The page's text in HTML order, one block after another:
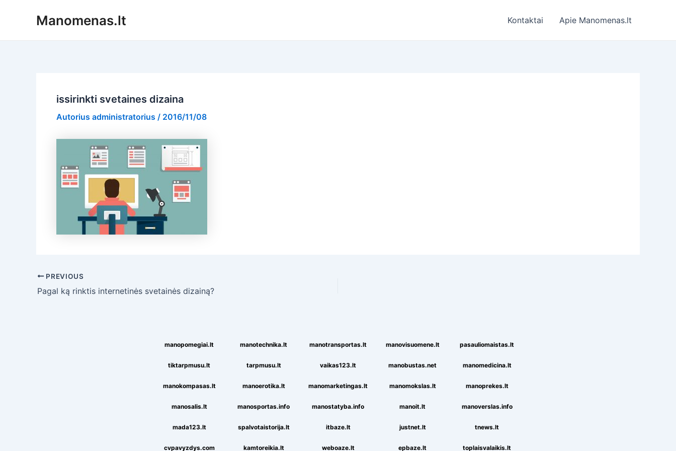
Manomenas.lt Kontaktai Apie Manomenas.lt
issirinkti svetaines dizaina
Autorius administratorius / 2016/11/08
Post
navigation
PREVIOUS
Pagal ką rinktis internetinės svetainės dizainą?
manopomegiai.lt manotechnika.lt manotransportas.lt manovisuomene.lt pasauliomaistas.lt
tiktarpmusu.lt tarpmusu.lt vaikas123.lt manobustas.net manomedicina.lt
manokompasas.lt manoerotika.lt manomarketingas.lt manomokslas.lt manoprekes.lt
manosalis.lt manosportas.info manostatyba.info manoit.lt manoverslas.info
mada123.lt spalvotaistorija.lt itbaze.lt justnet.lt tnews.lt
cvpavyzdys.com kamtoreikia.lt weboaze.lt epbaze.lt toplaisvalaikis.lt